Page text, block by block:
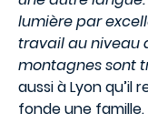
lumière par
travail au niveau
montagnes sont
aussi à Lyon qu’il
fonde une famille.